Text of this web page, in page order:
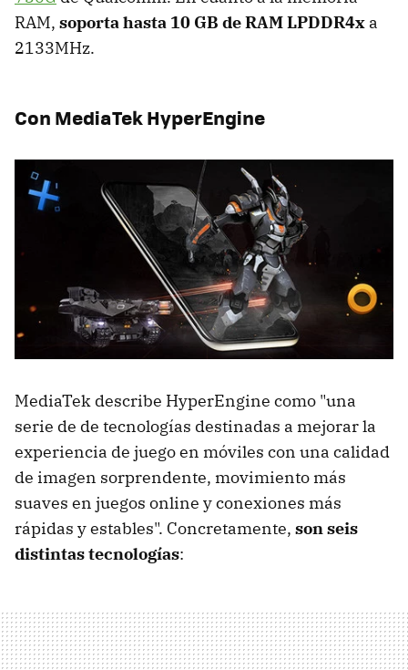
RAM, soporta hasta 10 GB de RAM LPDDR4x a
2133MHz.
Con MediaTek HyperEngine
MediaTek describe HyperEngine como "una
serie de de tecnologías destinadas a mejorar la
experiencia de juego en móviles con una calidad
de imagen sorprendente, movimiento más
suaves en juegos online y conexiones más
rápidas y estables". Concretamente, son seis
distintas tecnologías: